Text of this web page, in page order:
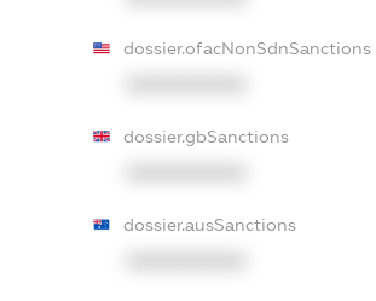
dossier.ofacNonSdnSanctions
dossier.gbSanctions
dossier.ausSanctions